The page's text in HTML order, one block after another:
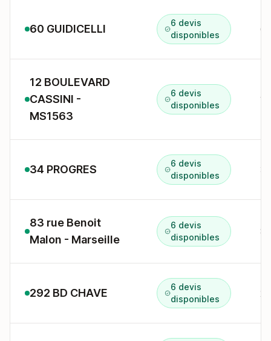
60 GUIDICELLI
6 devis
disponibles
12 BOULEVARD
CASSINI -
MS1563
6 devis
disponibles
34 PROGRES
6 devis
disponibles
83 rue Benoit
Malon - Marseille
6 devis
disponibles
292 BD CHAVE
6 devis
disponibles